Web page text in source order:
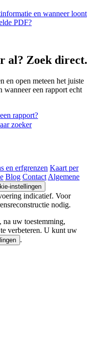
en wanneer loont
PDF?
al? Zoek direct.
en open meteen het juiste
wanneer een rapport echt
rapport?
zoeker
en erfgrenzen Kaart per
Blog Contact Algemene
instellingen
indicatief. Voor
nodig.
uw toestemming,
verbeteren. U kunt uw
.